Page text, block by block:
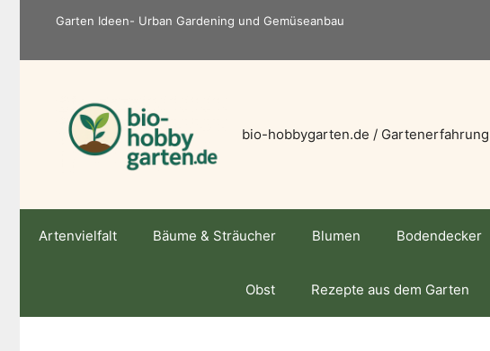
Garten Ideen- Urban Gardening und Gemüseanbau
bio-hobbygarten.de /
Artenvielfalt Bäume & Sträucher Blumen Bodendecker
Obst Rezepte aus dem Garten